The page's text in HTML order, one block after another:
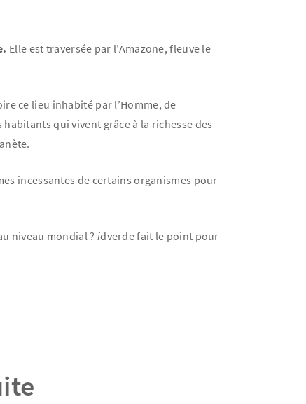
Elle est traversée par l’Amazone, fleuve le
ce lieu inhabité par l’Homme, de
qui vivent grâce à la richesse des
incessantes de certains organismes pour
niveau mondial ? idverde fait le point pour